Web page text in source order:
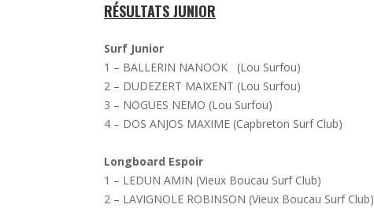
RÉSULTATS JUNIOR
Surf Junior
1 – BALLERIN NANOOK (Lou Surfou)
2 – DUDEZERT MAIXENT (Lou Surfou)
3 – NOGUES NEMO (Lou Surfou)
4 – DOS ANJOS MAXIME (Capbreton Surf Club)
Longboard Espoir
1 – LEDUN AMIN (Vieux Boucau Surf Club)
2 – LAVIGNOLE ROBINSON (Vieux Boucau Surf Club)